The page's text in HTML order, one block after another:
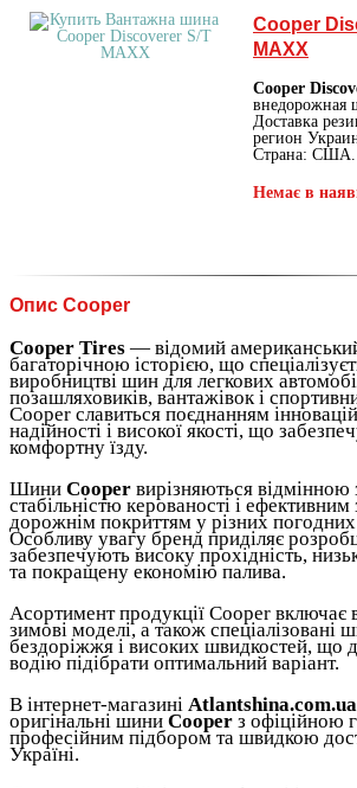
Cooper
MAXX
Cooper
внедорожная
Доставка
регион
Страна: США.
Немає в
Опис Cooper
Cooper Tires — відомий
багаторічною історією, що
виробництві шин для легкових
позашляховиків, вантажівок і
Cooper славиться поєднанням
надійності і високої якості, що
комфортну їзду.
Шини Cooper вирізняються відмінною
стабільністю керованості і
дорожнім покриттям у різних
Особливу увагу бренд приділяє
забезпечують високу прохідність,
та покращену економію палива.
Асортимент продукції Cooper включає
зимові моделі, а також спеціалізовані
бездоріжжя і високих швидкостей, що
водію підібрати оптимальний варіант.
В інтернет-магазині Atlantshina.com.ua
оригінальні шини Cooper з офіційною
професійним підбором та швидкою
Україні.